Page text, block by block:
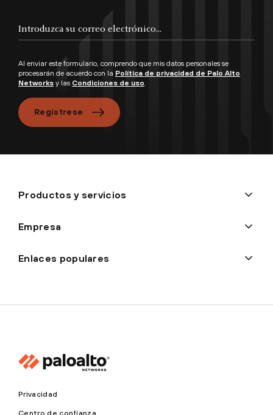
Al enviar este formulario, comprendo que mis datos personales se
procesarán de acuerdo con la Política de privacidad de Palo Alto
Networks y las Condiciones de uso
Regístrese
Productos y servicios
Empresa
Enlaces populares
Privacidad
Centro de confianza